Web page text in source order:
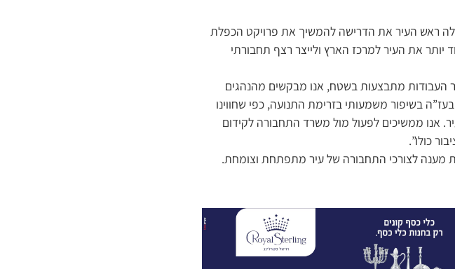
ראש העיר את הדרישה להמשיך את פרויקט הכפלת
יותר את העיר למרכז הארץ ולייצר רצף תחבורתי
העבודות מתבצעות בשטח, אנו מבקשים מהנהגים
בשיפור משמעותי בזרימת התנועה, כפי שחווינו
אנו ממשיכים לפעול מול משרד התחבורה לקידום
כולו”.
מענה לצורכי התחבורה של עיר מתפתחת וצומחת.